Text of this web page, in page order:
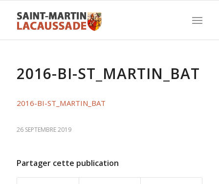
2016-BI-ST_MARTIN_BAT
2016-BI-ST_MARTIN_BAT
26 SEPTEMBRE 2019
Partager cette publication